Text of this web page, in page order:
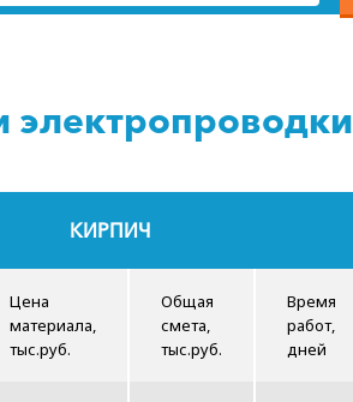
электропроводки
КИРПИЧ
Цена
материала,
тыс.руб.
Общая
смета,
тыс.руб.
Время
работ,
дней